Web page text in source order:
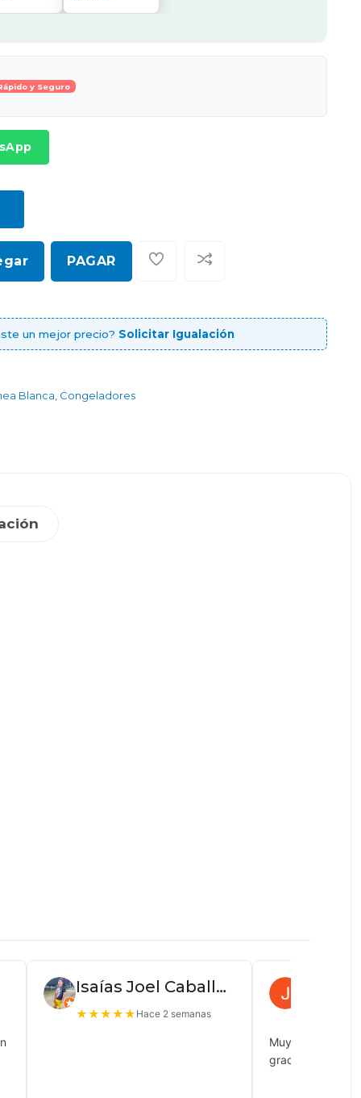
y Seguro
PAGAR
un mejor precio? Solicitar Igualación
Blanca Congeladores
Isaías Joel Caballero
★★★★★ Hace 2 semanas
Muy buena
gracias